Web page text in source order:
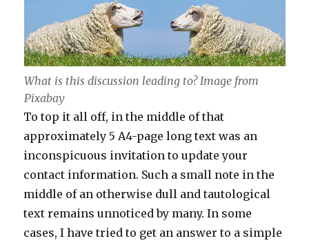
What is this discussion leading to? Image from
Pixabay
To top it all off, in the middle of that
approximately 5 A4-page long text was an
inconspicuous invitation to update your
contact information. Such a small note in the
middle of an otherwise dull and tautological
text remains unnoticed by many. In some
cases, I have tried to get an answer to a simple